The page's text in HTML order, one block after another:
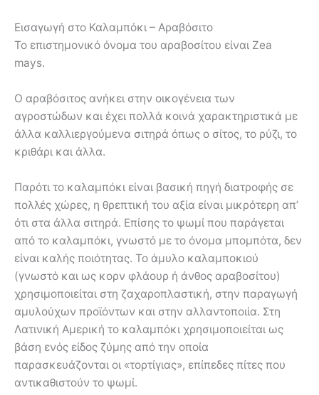
Εισαγωγή στο Καλαμπόκι – Αραβόσιτο
Το επιστημονικό όνομα του αραβοσίτου είναι Zea
mays.
Ο αραβόσιτος ανήκει στην οικογένεια των
αγροστώδων και έχει πολλά κοινά χαρακτηριστικά με
άλλα καλλιεργούμενα σιτηρά όπως ο σίτος, το ρύζι, το
κριθάρι και άλλα.
Παρότι το καλαμπόκι είναι βασική πηγή διατροφής σε
πολλές χώρες, η θρεπτική του αξία είναι μικρότερη απ’
ότι στα άλλα σιτηρά. Επίσης το ψωμί που παράγεται
από το καλαμπόκι, γνωστό με το όνομα μπομπότα, δεν
είναι καλής ποιότητας. Το άμυλο καλαμποκιού
(γνωστό και ως κορν φλάουρ ή άνθος αραβοσίτου)
χρησιμοποιείται στη ζαχαροπλαστική, στην παραγωγή
αμυλούχων προϊόντων και στην αλλαντοποιία. Στη
Λατινική Αμερική το καλαμπόκι χρησιμοποιείται ως
βάση ενός είδος ζύμης από την οποία
παρασκευάζονται οι «τορτίγιας», επίπεδες πίτες που
αντικαθιστούν το ψωμί.